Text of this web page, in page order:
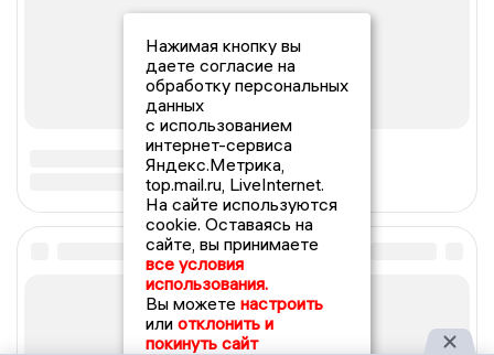
Нажимая кнопку вы
даете согласие на
обработку персональных
данных
с использованием
интернет-сервиса
Яндекс.Метрика,
top.mail.ru, LiveInternet.
На сайте используются
cookie. Оставаясь на
сайте, вы принимаете
все условия
использования.
Вы можете настроить
или отклонить и
покинуть сайт